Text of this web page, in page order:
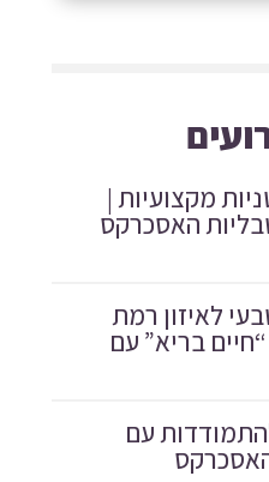
מקצועיות |
טבליות האסכרקס
לאיזון רמת
בריא” עם
עם